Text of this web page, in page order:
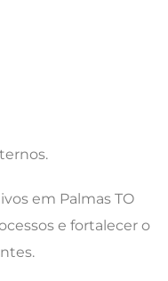
em Palmas TO
e fortalecer o